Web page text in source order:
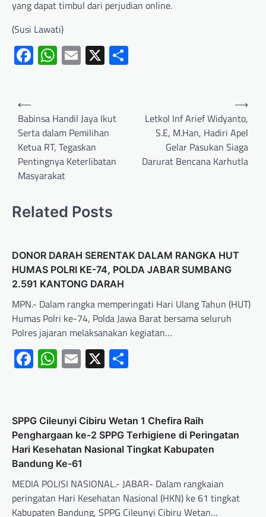
yang dapat timbul dari perjudian online.
(Susi Lawati)
Facebook
WhatsApp
Email
X
⟵
Babinsa Handil Jaya Ikut
Serta dalam Pemilihan
Ketua RT, Tegaskan
Pentingnya Keterlibatan
Masyarakat
Letkol Inf Arief Widyanto,
S.E, M.Han, Hadiri Apel
Gelar Pasukan Siaga
Darurat Bencana Karhutla
⟶
Related Posts
DONOR DARAH SERENTAK DALAM RANGKA HUT
HUMAS POLRI KE-74, POLDA JABAR SUMBANG
2.591 KANTONG DARAH
MPN.- Dalam rangka memperingati Hari Ulang Tahun (HUT)
Humas Polri ke-74, Polda Jawa Barat bersama seluruh
Polres jajaran melaksanakan kegiatan…
Facebook
WhatsApp
Email
X
SPPG Cileunyi Cibiru Wetan 1 Chefira Raih
Penghargaan ke-2 SPPG Terhigiene di Peringatan
Hari Kesehatan Nasional Tingkat Kabupaten
Bandung Ke-61
MEDIA POLISI NASIONAL.- JABAR- Dalam rangkaian
peringatan Hari Kesehatan Nasional (HKN) ke 61 tingkat
Kabupaten Bandung, SPPG Cileunyi Cibiru Wetan…